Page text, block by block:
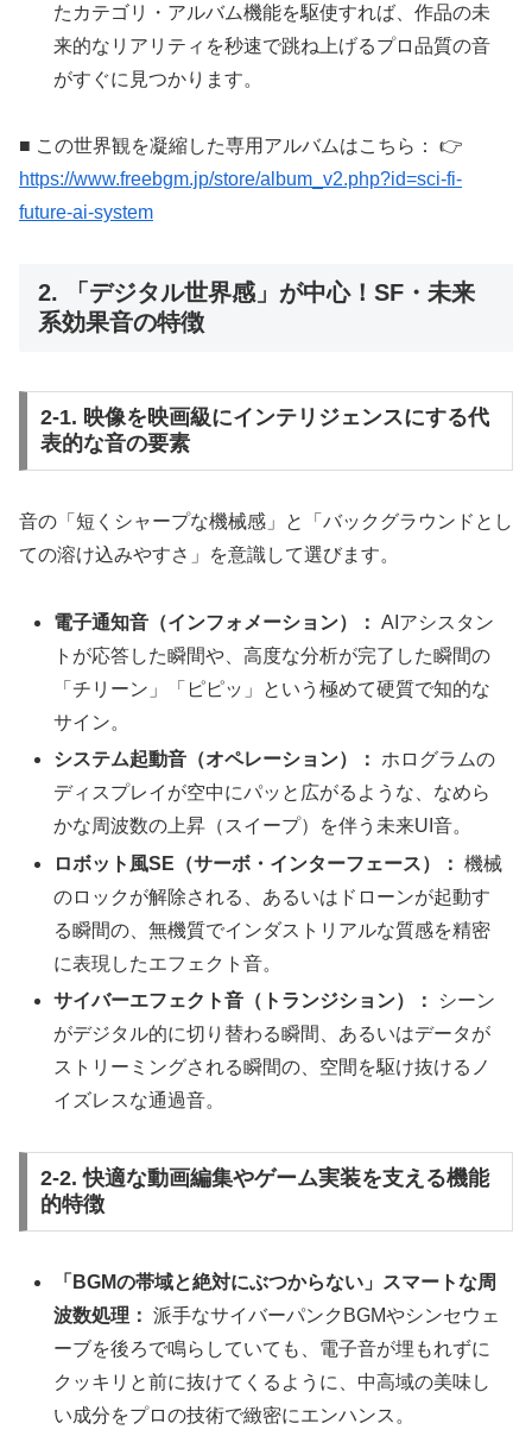
たカテゴリ・アルバム機能を駆使すれば、作品の未
来的なリアリティを秒速で跳ね上げるプロ品質の音
がすぐに見つかります。
■ この世界観を凝縮した専用アルバムはこちら： 👉
https://www.freebgm.jp/store/album_v2.php?id=sci-fi-
future-ai-system
2. 「デジタル世界感」が中心！SF・未来
系効果音の特徴
2-1. 映像を映画級にインテリジェンスにする代
表的な音の要素
音の「短くシャープな機械感」と「バックグラウンドとし
ての溶け込みやすさ」を意識して選びます。
電子通知音（インフォメーション）： AIアシスタン
トが応答した瞬間や、高度な分析が完了した瞬間の
「チリーン」「ピピッ」という極めて硬質で知的な
サイン。
システム起動音（オペレーション）： ホログラムの
ディスプレイが空中にパッと広がるような、なめら
かな周波数の上昇（スイープ）を伴う未来UI音。
ロボット風SE（サーボ・インターフェース）： 機械
のロックが解除される、あるいはドローンが起動す
る瞬間の、無機質でインダストリアルな質感を精密
に表現したエフェクト音。
サイバーエフェクト音（トランジション）：
シーン
がデジタル的に切り替わる瞬間、あるいはデータが
ストリーミングされる瞬間の、空間を駆け抜けるノ
イズレスな通過音。
2-2. 快適な動画編集やゲーム実装を支える機能
的特徴
「BGMの帯域と絶対にぶつからない」スマートな周
波数処理： 派手なサイバーパンクBGMやシンセウェ
ーブを後ろで鳴らしていても、電子音が埋もれずに
クッキリと前に抜けてくるように、中高域の美味し
い成分をプロの技術で緻密にエンハンス。